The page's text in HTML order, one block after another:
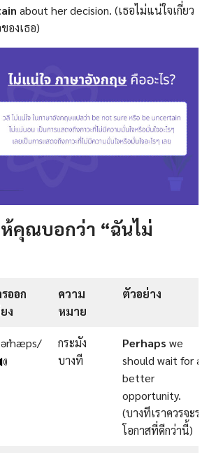
about her decision. (เธอไม่แน่ใจเกี่ยว
องเธอ)
คุณบอกว่า “ฉันไม่
ออก
ง
ความ
หมาย
ตัวอย่าง
กระมัง
บางที
Perhaps we
should wait for a
better
opportunity.
(บางทีเราควรจะรอ
โอกาสที่ดีกว่านี้)